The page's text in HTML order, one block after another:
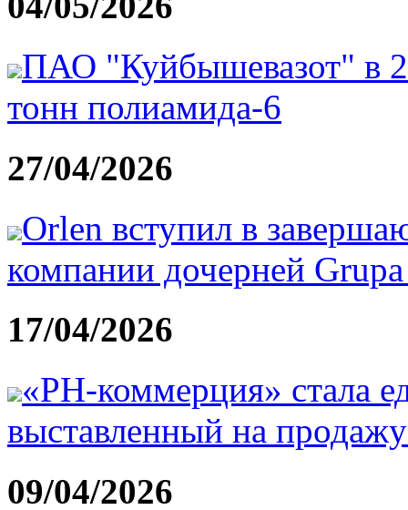
ПАО "Куйбышевазот" в
тонн полиамида-6
27/04/2026
Orlen вступил в
компании дочерней
17/04/2026
«РН-коммерция» стала
выставленный на
09/04/2026